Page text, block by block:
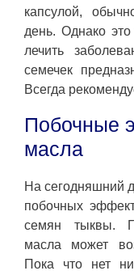
капсулой,
день. Однако
лечить
семечек
Всегда
Побочные
масла
На сегодняшний
побочных
семян тыквы.
масла может
Пока что нет